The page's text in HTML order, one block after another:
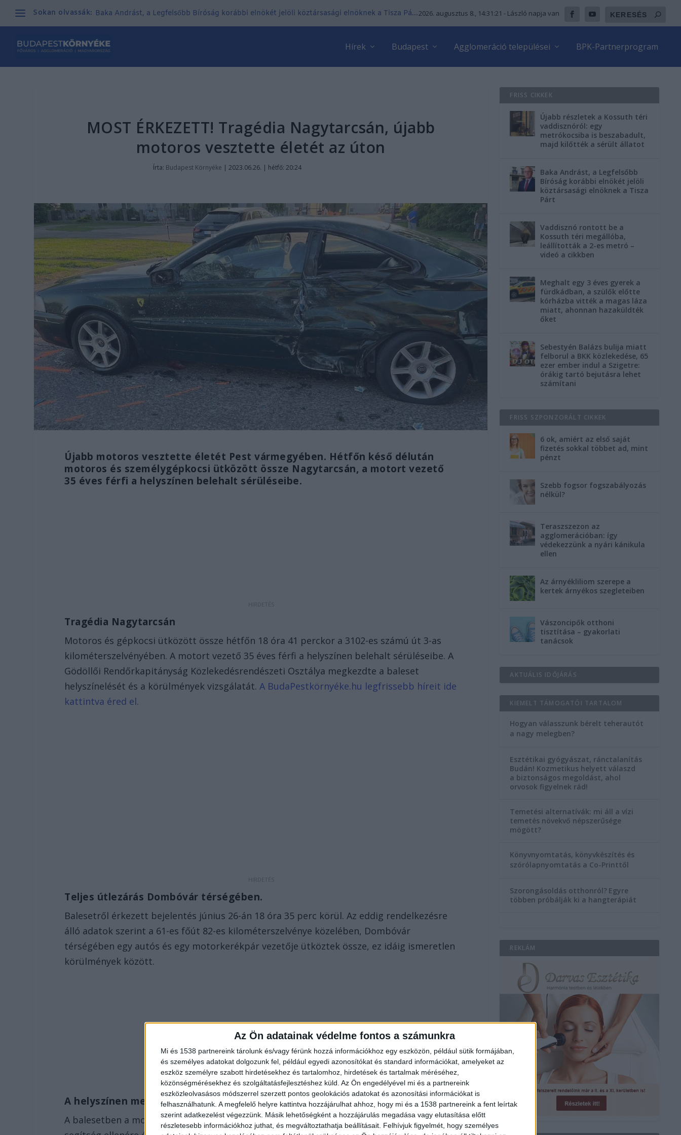
Az Ön adatainak védelme fontos a számunkra
Mi és 1538 partnereink tárolunk és/vagy férünk hozzá információkhoz egy eszközön, például sütik formájában,
és személyes adatokat dolgozunk fel, például egyedi azonosítókat és standard információkat, amelyeket az
eszköz személyre szabott hirdetésekhez és tartalomhoz, hirdetések és tartalmak méréséhez,
közönségmérésekhez és szolgáltatásfejlesztéshez küld. Az Ön engedélyével mi és a partnereink
eszközleolvasásos módszerrel szerzett pontos geolokációs adatokat és azonosítási információkat is
felhasználhatunk. A megfelelő helyre kattintva hozzájárulhat ahhoz, hogy mi és a 1538 partnereink a fent leírtak
szerint adatkezelést végezzünk. Másik lehetőségként a hozzájárulás megadása vagy elutasítása előtt
részletesebb információkhoz juthat, és megváltoztathatja beállításait. Felhívjuk figyelmét, hogy személyes
Sokan olvassák: Baka Andrást, a Legfelsőbb Bíróság korábbi elnökét jelöli köztársasági elnöknek a Tisza Pá...2026. augusztus 8., 14:31:23 - László napja van
Hírek Budapest Agglomeráció települései BPK-Partnerprogram
MOST ÉRKEZETT! Tragédia Nagytarcsán, újabb
motoros vesztette életét az úton
Írta: Budapest Környéke | 2023.06.26. | hétfő: 20:24
Újabb motoros vesztette életét Pest vármegyében. Hétfőn késő délután
motoros és személygépkocsi ütközött össze Nagytarcsán, a motort vezető
35 éves férfi a helyszínen belehalt sérüléseibe.
Tragédia Nagytarcsán
Motoros és gépkocsi ütközött össze hétfőn 18 óra 41 perckor a 3102-es számú út 3-as
kilométerszelvényében. A motort vezető 35 éves férfi a helyszínen belehalt sérüléseibe. A
Gödöllői Rendőrkapitányság Közlekedésrendészeti Osztálya megkezdte a baleset
helyszínelését és a körülmények vizsgálatát.A BudaPestkörnyéke.hu legfrissebb híreit ide
kattintva éred el.
Teljes útlezárás Dombóvár térségében.
Balesetről érkezett bejelentés június 26-án 18 óra 35 perc körül. Az eddig rendelkezésre
álló adatok szerint a 61-es főút 82-es kilométerszelvénye közelében, Dombóvár
térségében egy autós és egy motorkerékpár vezetője ütköztek össze, ez idáig ismeretlen
körülmények között.
A helyszínen meghalt
A balesetben a motoros olyan súlyosan megsérült, hogy a helyszínre érkező gyors orvosi
FRISS CIKKEK
Újabb részletek a Kossuth téri
vaddisznóról: egy
metrókocsiba is beszabadult,
majd kilőtték a sérült állatot
Baka Andrást, a Legfelsőbb
Bíróság korábbi elnökét jelöli
köztársasági elnöknek a Tisza
Párt
Vaddisznó rontott be a
Kossuth téri megállóba,
leállították a 2-es metró –
videó a cikkben
Meghalt egy 3 éves gyerek a
fürdkádban, a szülők előtte
kórházba vitték a magas láza
miatt, ahonnan hazaküldték
őket
Sebestyén Balázs bulija miatt
felborul a BKK közlekedése, 65
ezer ember indul a Szigetre:
órákig tartó bejutásra lehet
számítani
FRISS SZPONZORÁLT CIKKEK
6 ok, amiért az első saját
fizetés sokkal többet ad, mint
pénzt
Szebb fogsor fogszabályozás
nélkül?
Teraszszezon az
agglomerációban: így
védekezzünk a nyári kánikula
ellen
Az árnyékliliom szerepe a
kertek árnyékos szegleteiben
Vászoncipők otthoni
tisztítása – gyakorlati
tanácsok
AKTUÁLIS IDŐJÁRÁS
KIEMELT TÁMOGATÓI TARTALOM
Hogyan válasszunk bérelt teherautót
a nagy melegben?
Esztétikai gyógyászat, ránctalanítás
Budán! Kozmetikus helyett válaszd
a biztonságos megoldást, ahol
orvosok figyelnek rád!
Temetési alternatívák: mi áll a vízi
temetés növekvő népszerűsége
mögött?
Könyvnyomtatás, könyvkészítés és
szórólapnyomtatás a Co-Printtől
Szorongásoldás otthonról? Egyre
többen próbálják ki a hangterápiát
REKLÁM